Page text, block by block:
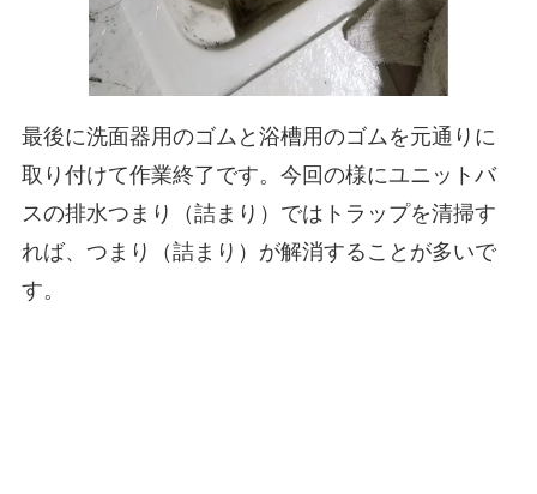
最後に洗面器用のゴムと浴槽用のゴムを元通りに
取り付けて作業終了です。今回の様にユニットバ
スの排水つまり（詰まり）ではトラップを清掃す
れば、つまり（詰まり）が解消することが多いで
す。